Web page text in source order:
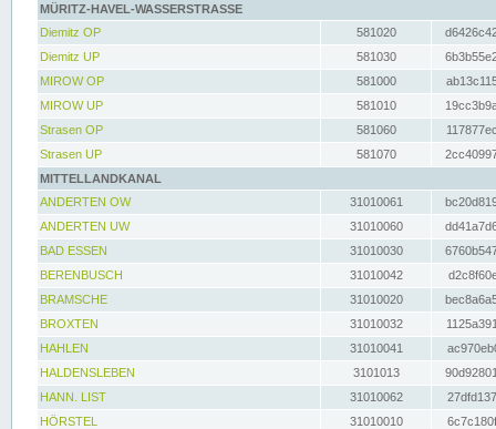
MÜRITZ-HAVEL-WASSERSTRASSE
Diemitz OP
581020
Diemitz UP
581030
MIROW OP
581000
MIROW UP
581010
Strasen OP
581060
Strasen UP
581070
MITTELLANDKANAL
ANDERTEN OW
31010061
ANDERTEN UW
31010060
BAD ESSEN
31010030
BERENBUSCH
31010042
BRAMSCHE
31010020
BROXTEN
31010032
HAHLEN
31010041
HALDENSLEBEN
3101013
HANN. LIST
31010062
HÖRSTEL
31010010